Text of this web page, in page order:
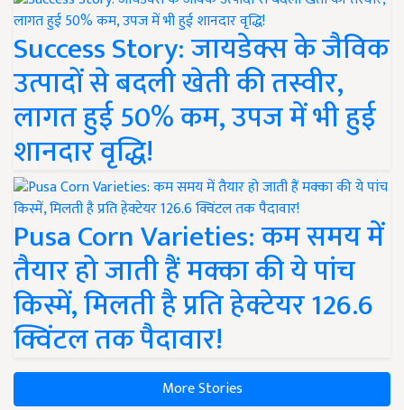
Success Story: जायडेक्स के जैविक
उत्पादों से बदली खेती की तस्वीर,
लागत हुई 50% कम, उपज में भी हुई
शानदार वृद्धि!
Pusa Corn Varieties: कम समय में
तैयार हो जाती हैं मक्का की ये पांच
किस्में, मिलती है प्रति हेक्टेयर 126.6
क्विंटल तक पैदावार!
More Stories